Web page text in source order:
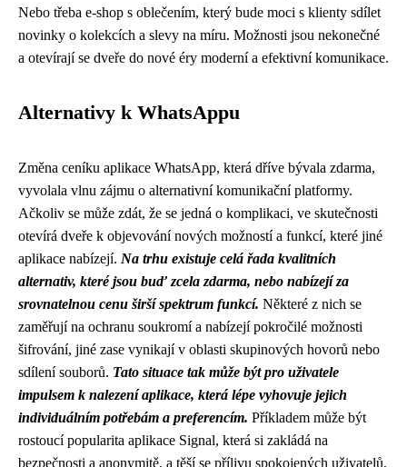
Nebo třeba e-shop s oblečením, který bude moci s klienty sdílet
novinky o kolekcích a slevy na míru. Možnosti jsou nekonečné
a otevírají se dveře do nové éry moderní a efektivní komunikace.
Alternativy k WhatsAppu
Změna ceníku aplikace WhatsApp, která dříve bývala zdarma,
vyvolala vlnu zájmu o alternativní komunikační platformy.
Ačkoliv se může zdát, že se jedná o komplikaci, ve skutečnosti
otevírá dveře k objevování nových možností a funkcí, které jiné
aplikace nabízejí. Na trhu existuje celá řada kvalitních
alternativ, které jsou buď zcela zdarma, nebo nabízejí za
srovnatelnou cenu širší spektrum funkcí. Některé z nich se
zaměřují na ochranu soukromí a nabízejí pokročilé možnosti
šifrování, jiné zase vynikají v oblasti skupinových hovorů nebo
sdílení souborů. Tato situace tak může být pro uživatele
impulsem k nalezení aplikace, která lépe vyhovuje jejich
individuálním potřebám a preferencím. Příkladem může být
rostoucí popularita aplikace Signal, která si zakládá na
bezpečnosti a anonymitě, a těší se přílivu spokojených uživatelů,